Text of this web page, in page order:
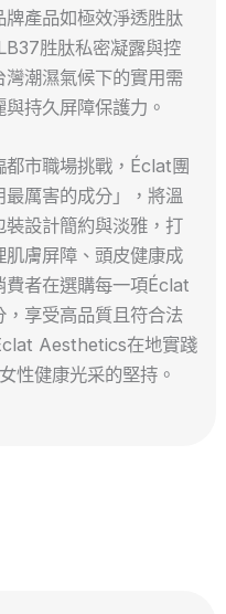
產品如極效淨透胜肽
胜肽私密凝露與控
潮濕氣候下的實用需
持久屏障保護力。
市職場挑戰，Éclat團
厲害的成分」，將溫
設計簡約與淡雅，打
膚屏障、頭皮健康成
者在選購每一項Éclat
享受高品質且符合法
Aesthetics在地實踐
性健康光采的堅持。